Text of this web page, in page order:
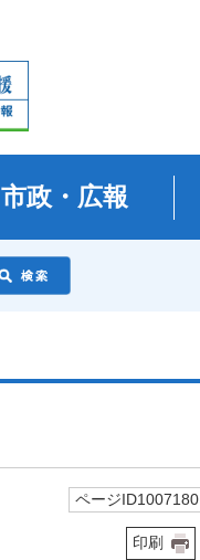
市政・広報
ページID1007180
印刷